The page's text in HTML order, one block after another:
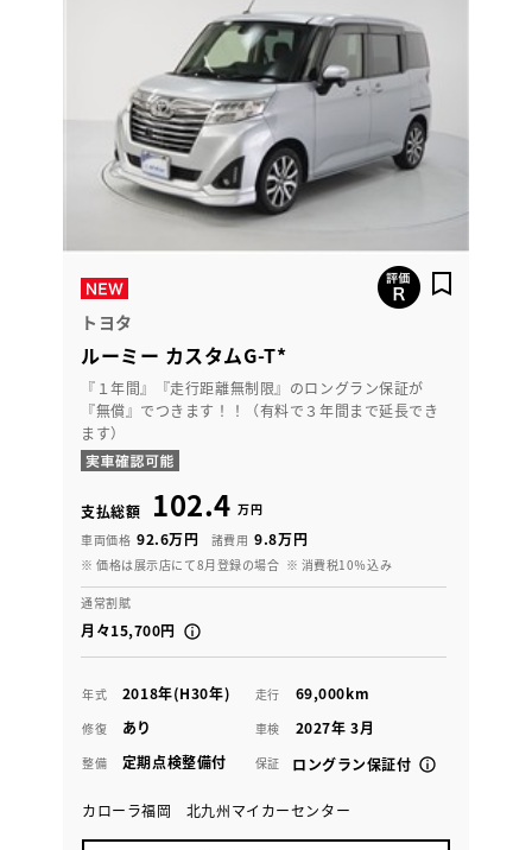
トヨタ
ルーミー カスタムG-T*
『１年間』『走行距離無制限』のロングラン保証が
『無償』でつきます！！（有料で３年間まで延長でき
ます）
支払総額 102.4 万円
車両価格 92.6万円 諸費用 9.8万円
※ 価格は展示店にて8月登録の場合 ※ 消費税10％込み
通常割賦
月々15,700円
年式 2018年(H30年) 走行 69,000km
修復 あり 車検 2027年 3月
整備 定期点検整備付 保証 ロングラン保証付
カローラ福岡 北九州マイカーセンター